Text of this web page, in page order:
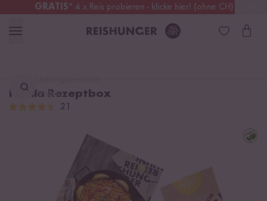
GRATIS* 4 x Reis probieren - klicke hier! (ohne CH)
Österreich Kostenloser Versand
finden ...
Paella Rezeptbox
21